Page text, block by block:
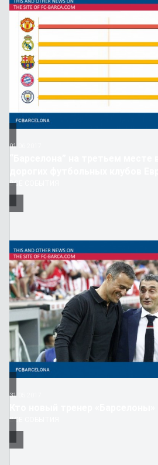
ВСЕ СОБЫТИЯ
01.06.2017
ВСЕ СОБЫТИЯ
31.05.2017